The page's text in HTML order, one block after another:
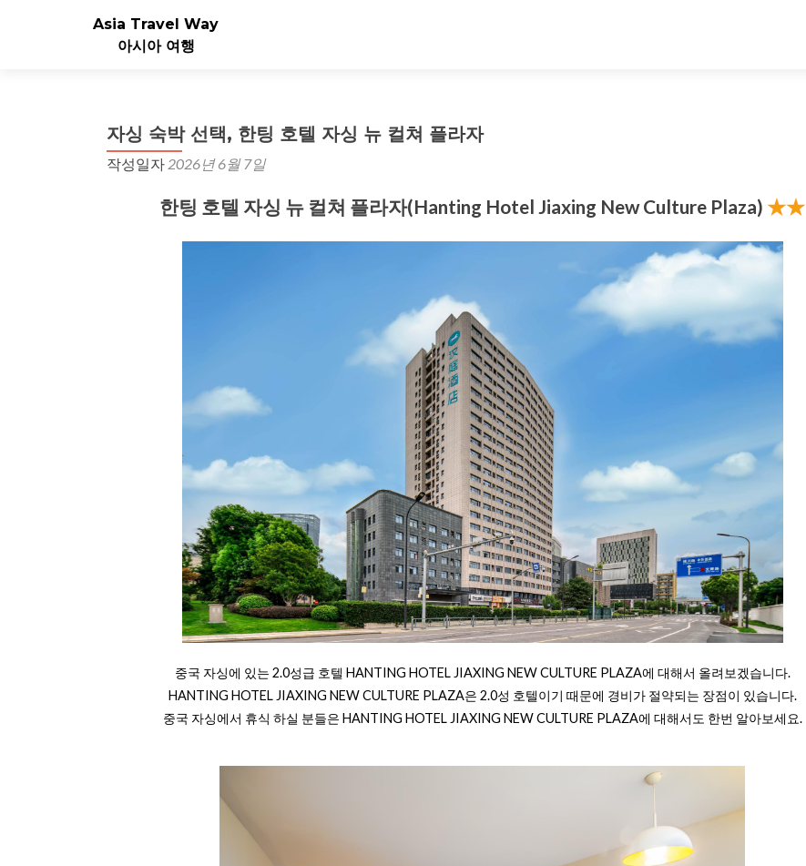
Asia Travel Way
아시아 여행
자싱 숙박 선택, 한팅 호텔 자싱 뉴 컬쳐 플라자
작성일자 2026년 6월 7일
한팅 호텔 자싱 뉴 컬쳐 플라자(Hanting Hotel Jiaxing New Culture Plaza) ★★
중국 자싱에 있는 2.0성급 호텔 HANTING HOTEL JIAXING NEW CULTURE PLAZA에 대해서 올려보겠습니다.
HANTING HOTEL JIAXING NEW CULTURE PLAZA은 2.0성 호텔이기 때문에 경비가 절약되는 장점이 있습니다.
중국 자싱에서 휴식 하실 분들은 HANTING HOTEL JIAXING NEW CULTURE PLAZA에 대해서도 한번 알아보세요.